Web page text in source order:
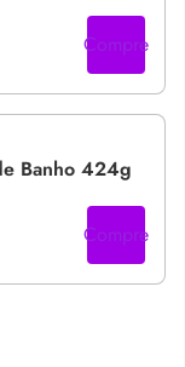
Compre
Banho 424g
Compre